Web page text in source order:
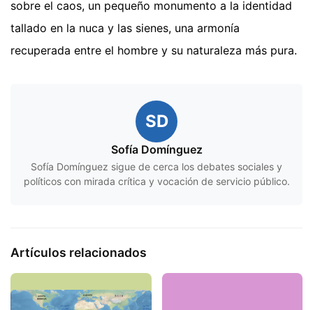
sobre el caos, un pequeño monumento a la identidad
tallado en la nuca y las sienes, una armonía
recuperada entre el hombre y su naturaleza más pura.
SD
Sofía Domínguez
Sofía Domínguez sigue de cerca los debates sociales y
políticos con mirada crítica y vocación de servicio público.
Artículos relacionados